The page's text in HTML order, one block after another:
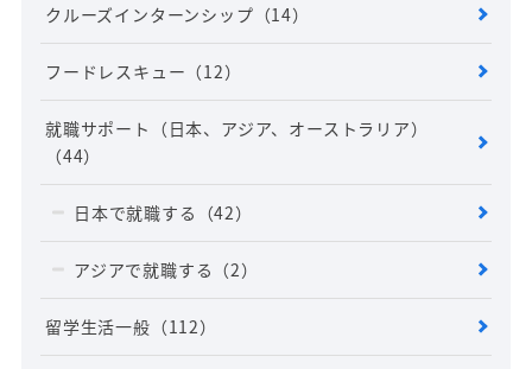
クルーズインターンシップ （14）
フードレスキュー （12）
就職サポート（日本、アジア、オーストラリア）
（44）
日本で就職する （42）
アジアで就職する （2）
留学生活一般 （112）